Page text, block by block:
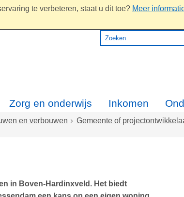
te verbeteren, staat u dit toe? Meer
Zorg en onderwijs Inkomen
en verbouwen Gemeente of
in Boven-Hardinxveld. Het biedt